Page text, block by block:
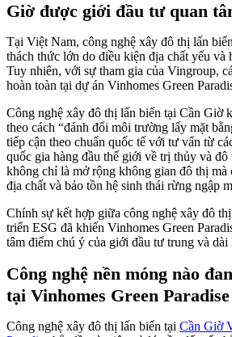
Giờ được giới đầu tư quan
Tại Việt Nam, công nghệ xây đô thị lấn
thách thức lớn do điều kiện địa chất yếu và
Tuy nhiên, với sự tham gia của Vingroup,
hoàn toàn tại dự án Vinhomes Green
Công nghệ xây đô thị lấn biển tại Cần Giờ
theo cách “đánh đổi môi trường lấy mặt
tiếp cận theo chuẩn quốc tế với tư vấn từ
quốc gia hàng đầu thế giới về trị thủy và
không chỉ là mở rộng không gian đô thị mà
địa chất và bảo tồn hệ sinh thái rừng ngập
Chính sự kết hợp giữa công nghệ xây đô
triển ESG đã khiến Vinhomes Green
tâm điểm chú ý của giới đầu tư trung và dài
Công nghệ nền móng nào
tại Vinhomes Green
Công nghệ xây đô thị lấn biển tại Cần Giờ